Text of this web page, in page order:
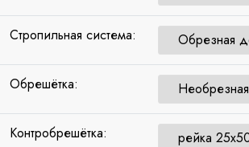
Стропильная система:
Обрешётка:
Контробрешётка: